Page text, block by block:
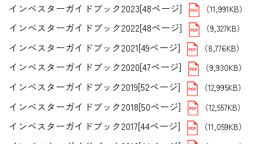
インベスターガイドブック2023[48ページ] （11,991KB）
インベスターガイドブック2022[48ページ] （9,327KB）
インベスターガイドブック2021[49ページ] （8,776KB）
インベスターガイドブック2020[47ページ] （9,930KB）
インベスターガイドブック2019[52ページ] （12,995KB）
インベスターガイドブック2018[50ページ] （12,557KB）
インベスターガイドブック2017[44ページ] （11,059KB）